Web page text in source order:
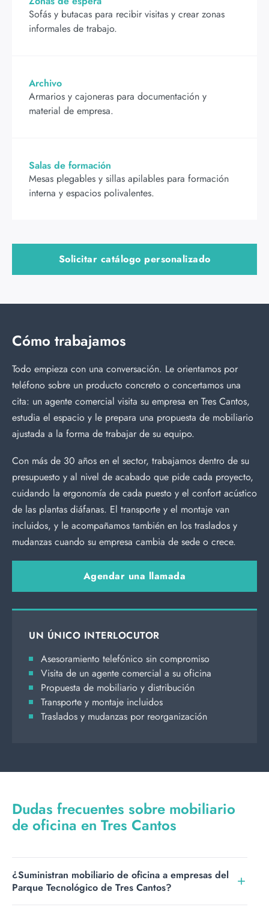
Sofás y butacas para recibir visitas y crear zonas
informales de trabajo.
Archivo
Armarios y cajoneras para documentación y
material de empresa.
Salas de formación
Mesas plegables y sillas apilables para formación
interna y espacios polivalentes.
Solicitar catálogo personalizado
Cómo trabajamos
Todo empieza con una conversación. Le orientamos por
teléfono sobre un producto concreto o concertamos una
cita: un agente comercial visita su empresa en Tres Cantos,
estudia el espacio y le prepara una propuesta de mobiliario
ajustada a la forma de trabajar de su equipo.
Con más de 30 años en el sector, trabajamos dentro de su
presupuesto y al nivel de acabado que pide cada proyecto,
cuidando la ergonomía de cada puesto y el confort acústico
de las plantas diáfanas. El transporte y el montaje van
incluidos, y le acompañamos también en los traslados y
mudanzas cuando su empresa cambia de sede o crece.
Agendar una llamada
UN ÚNICO INTERLOCUTOR
Asesoramiento telefónico sin compromiso
Visita de un agente comercial a su oficina
Propuesta de mobiliario y distribución
Transporte y montaje incluidos
Traslados y mudanzas por reorganización
Dudas frecuentes sobre mobiliario
de oficina en Tres Cantos
¿Suministran mobiliario de oficina a empresas del
Parque Tecnológico de Tres Cantos?